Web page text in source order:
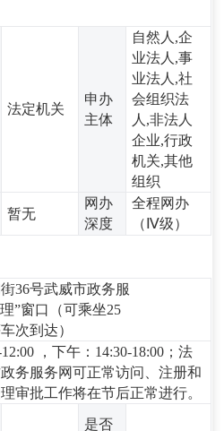
法定机关
申办
主体
自然人,企
业法人,事
业法人,社
会组织法
人,非法人
企业,行政
机关,其他
组织
暂无
网办
深度
全程网办
（Ⅳ级）
36号武威市政务服
”窗口（可乘坐25
次到达）
，下午：14:30-18:00；法
务服务网可正常访问、注册和
审批工作将在节后正常进行。
是否